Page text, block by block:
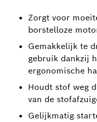
Zorgt voor
borstelloze
Gemakkelijk te
gebruik dankzij
ergonomische
Houdt stof weg
van de
Gelijkmatig